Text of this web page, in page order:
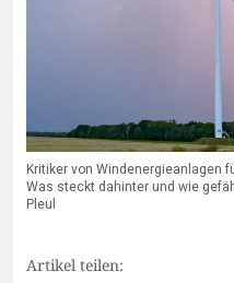
Kritiker von Windenergieanlagen
Was steckt dahinter und wie
Pleul
Artikel teilen: